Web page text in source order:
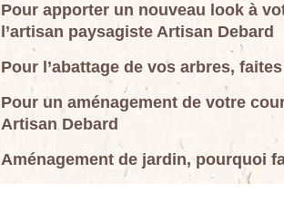
Pour apporter un nouveau look à
l’artisan paysagiste Artisan Debard
Pour l’abattage de vos arbres,
Pour un aménagement de votre
Artisan Debard
Aménagement de jardin, pourquoi